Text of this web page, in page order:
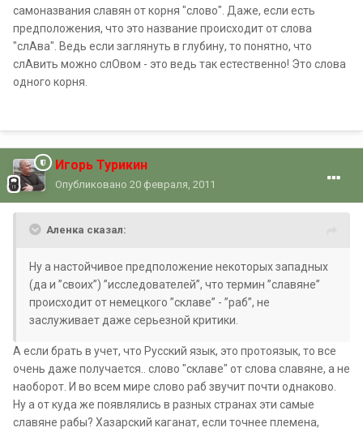
самоназвания славян от корня "слово". Даже, если есть
предположения, что это название происходит от слова
"слАва". Ведь если заглянуть в глубину, то понятно, что
слАвить можно слОвом - это ведь так естественно! Это слова
одного корня.
Игорь Турикин
Опубликовано 20 февраля, 2011
Аленка сказал:
Ну а настойчивое предположение некоторых западных
(да и ”своих”) ”исследователей”, что термин ”славяне”
происходит от немецкого ”склаве” - ”раб”, не
заслуживает даже серьезной критики.
А если брать в учет, что Русский язык, это протоязык, то все
очень даже получается.. слово "склаве" от слова славяне, а не
наоборот. И во всем мире слово раб звучит почти однаково.
Ну а от куда же появлялись в разных странах эти самые
славяне рабы? Хазарский каганат, если точнее племена,